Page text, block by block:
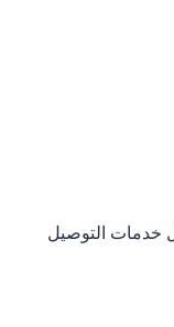
خدمات التوصيل